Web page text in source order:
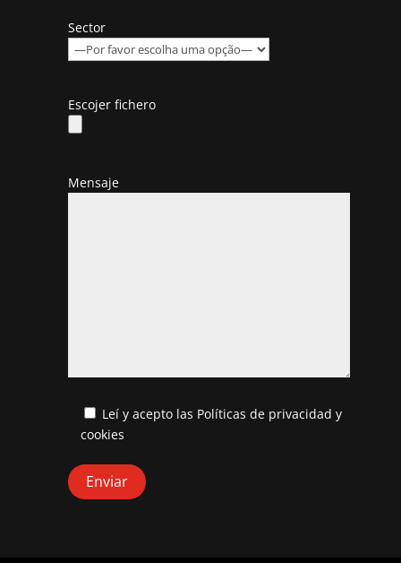
Sector
Escojer fichero
Mensaje
Leí y acepto las Políticas de privacidad y
cookies